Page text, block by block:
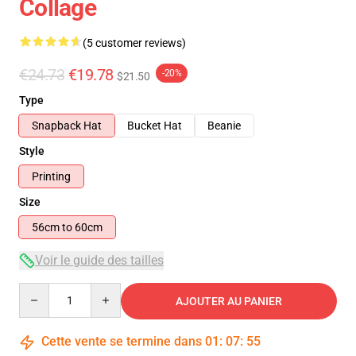
Collage
(5 customer reviews)
€24.73 €19.78 $21.50 -20%
Type
Snapback Hat
Bucket Hat
Beanie
Style
Printing
Size
56cm to 60cm
Voir le guide des tailles
AJOUTER AU PANIER
Cette vente se termine dans 01 : 07: 55